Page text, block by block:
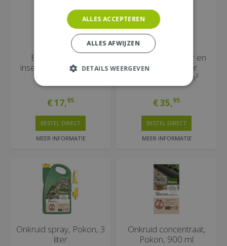
Bio hardnekkige
insecten spray 800ml
€17,95
MEER INFORMATIE
BESTEL DIRECT
KB Kattenverjager en
Hondenverjager
Ultrasoon 105m²
€35,95
MEER INFORMATIE
BESTEL DIRECT
Onkruid spray, Pokon, 3
liter
Onkruid concentraat,
Pokon, 900 ml
ALLES ACCEPTEREN
ALLES AFWIJZEN
DETAILS WEERGEVEN